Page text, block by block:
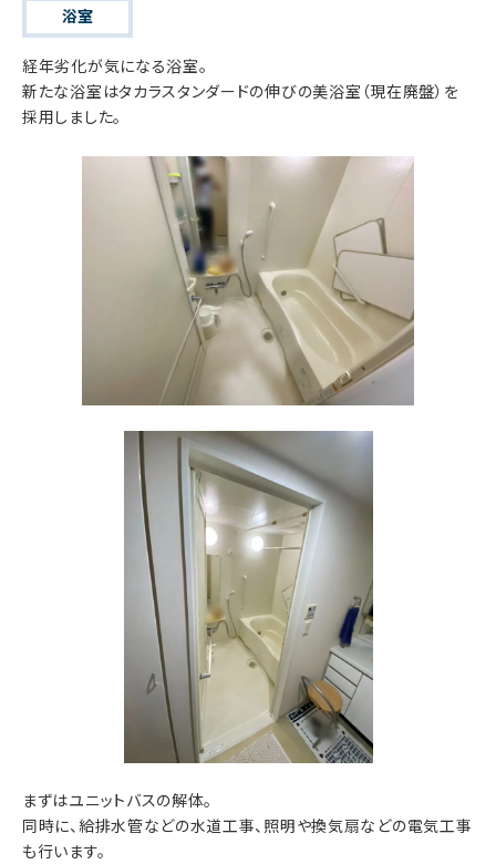
浴室
経年劣化が気になる浴室。
新たな浴室はタカラスタンダードの伸びの美浴室（現在廃盤）を
採用しました。
まずはユニットバスの解体。
同時に、給排水管などの水道工事、照明や換気扇などの電気工事
も行います。